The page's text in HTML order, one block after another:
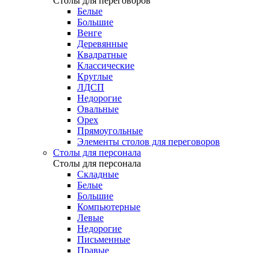
Белые
Большие
Венге
Деревянные
Квадратные
Классические
Круглые
ЛДСП
Недорогие
Овальные
Орех
Прямоугольные
Элементы столов для переговоров
Столы для персонала
Столы для персонала
Cкладные
Белые
Большие
Компьютерные
Левые
Недорогие
Письменные
Правые